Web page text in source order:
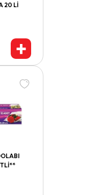
20 Lİ
+